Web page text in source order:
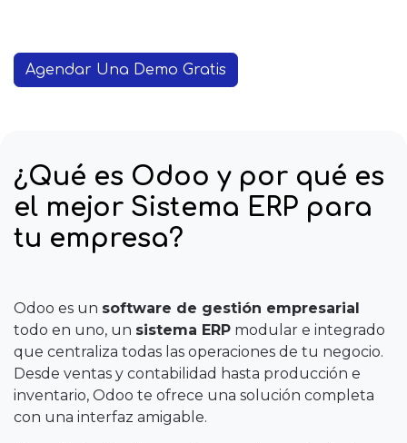
Agendar Una Demo Gratis
¿Qué es Odoo y por qué es
el mejor Sistema ERP para
tu empresa?
Odoo es un software de gestión empresarial
todo en uno, un sistema ERP modular e integrado
que centraliza todas las operaciones de tu negocio.
Desde ventas y contabilidad hasta producción e
inventario, Odoo te ofrece una solución completa
con una interfaz amigable.